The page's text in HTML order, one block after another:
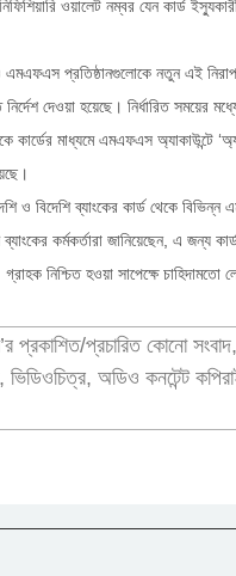
ওয়ালেট নম্বর যেন কার্ড
প্রতিষ্ঠানগুলোকে নতুন এই
দেওয়া হয়েছে। নির্ধারিত সময়ের
মাধ্যমে এমএফএস অ্যাকাউন্টে
ও বিদেশি ব্যাংকের কার্ড থেকে
কর্মকর্তারা জানিয়েছেন, এ জন্য
নিশ্চিত হওয়া সাপেক্ষে চাহিদামতো
প্রকাশিত/প্রচারিত কোনো
অডিও কনটেন্ট